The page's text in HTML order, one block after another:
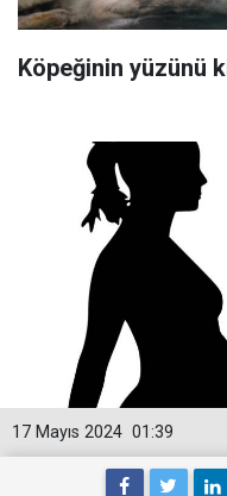
Köpeğinin yüzünü
01:39
17 Mayıs 2024